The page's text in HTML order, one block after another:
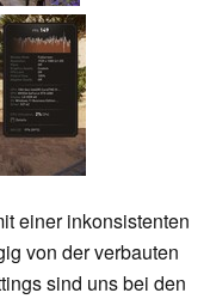
einer inkonsistenten
von der verbauten
sind uns bei den